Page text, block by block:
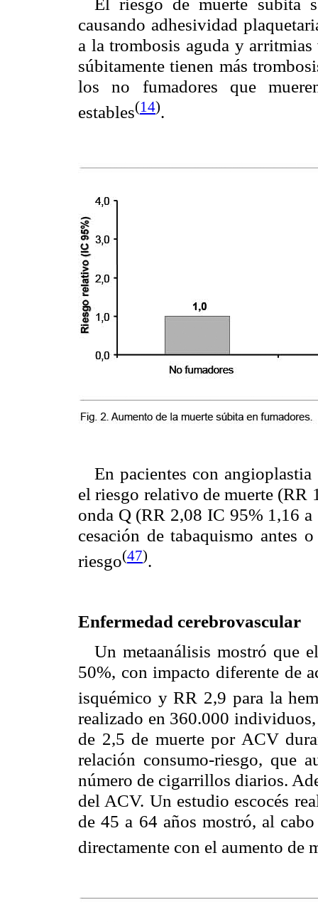
El riesgo de muerte súbita
causando adhesividad
a la trombosis aguda y
súbitamente tienen más
los no fumadores que
estables(14).
En pacientes con
el riesgo relativo de muerte
onda Q (RR 2,08 IC 95% 1,16
cesación de tabaquismo antes
riesgo(47).
Enfermedad cerebrovascular
Un metaanálisis mostró que
50%, con impacto diferente de
isquémico y RR 2,9 para la
realizado en 360.000
de 2,5 de muerte por ACV
relación consumo-riesgo, que
número de cigarrillos diarios.
del ACV. Un estudio escocés
de 45 a 64 años mostró, al
directamente con el aumento de